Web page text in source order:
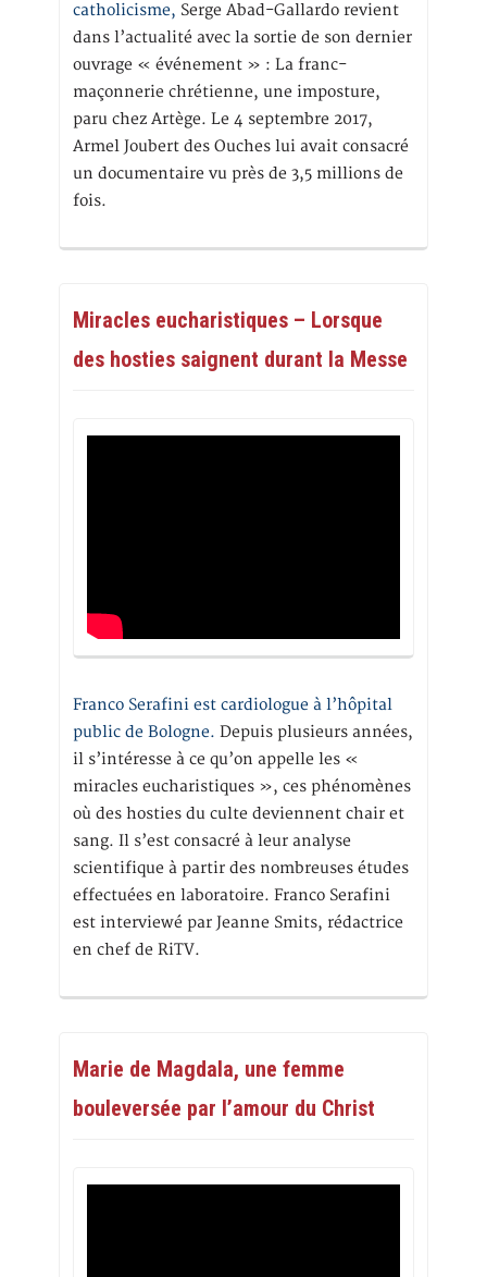
catholicisme, Serge Abad-Gallardo revient
dans l’actualité avec la sortie de son dernier
ouvrage « événement » : La franc-
maçonnerie chrétienne, une imposture,
paru chez Artège. Le 4 septembre 2017,
Armel Joubert des Ouches lui avait consacré
un documentaire vu près de 3,5 millions de
fois.
Miracles eucharistiques – Lorsque
des hosties saignent durant la Messe
Franco Serafini est cardiologue à l’hôpital
public de Bologne. Depuis plusieurs années,
il s’intéresse à ce qu’on appelle les «
miracles eucharistiques », ces phénomènes
où des hosties du culte deviennent chair et
sang. Il s’est consacré à leur analyse
scientifique à partir des nombreuses études
effectuées en laboratoire. Franco Serafini
est interviewé par Jeanne Smits, rédactrice
en chef de RiTV.
Marie de Magdala, une femme
bouleversée par l’amour du Christ